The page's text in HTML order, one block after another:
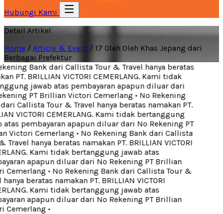
Hubungi Kami
Detail Artikel
Home / Article & Event / 17 Oleh Oleh Khas Jepang dari
Berbagai Prefektur
Bank dari Callista Tour & Travel hanya beratas
PT. BRILLIAN VICTORI CEMERLANG. Kami tidak
jawab atas pembayaran apapun diluar dari
PT Brillian Victori Cemerlang• No Rekening
Callista Tour & Travel hanya beratas namakan PT.
VICTORI CEMERLANG. Kami tidak bertanggung
pembayaran apapun diluar dari No Rekening PT
Victori Cemerlang• No Rekening Bank dari Callista
hanya beratas namakan PT. BRILLIAN VICTORI
Kami tidak bertanggung jawab atas
apapun diluar dari No Rekening PT Brillian
Cemerlang• No Rekening Bank dari Callista Tour &
beratas namakan PT. BRILLIAN VICTORI
Kami tidak bertanggung jawab atas
apapun diluar dari No Rekening PT Brillian
Cemerlang•